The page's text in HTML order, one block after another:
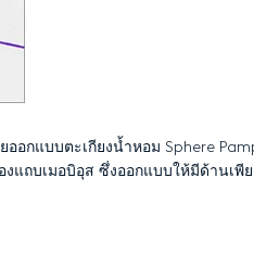
กแบบตะเกียงน้ำหอม Sphere
ถบเมอบิอุส ซึ่งออกแบบให้มีด้านเพี